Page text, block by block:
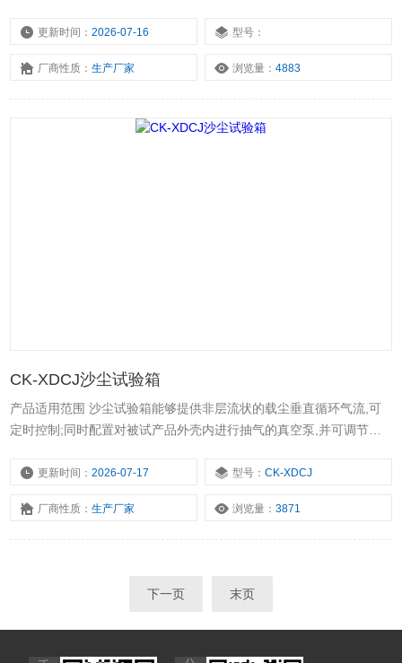
下部为机械室，右侧是控制柜。
更新时间：2026-07-16 型号：
厂商性质：生产厂家 浏览量：4883
CK-XDCJ沙尘试验箱
产品适用范围 沙尘试验箱能够提供非层流状的载尘垂直循环气流,可
定时控制;同时配置对被试产品外壳内进行抽气的真空泵,并可调节抽
的环境条件下进行。
更新时间：2026-07-17 型号：CK-XDCJ
厂商性质：生产厂家 浏览量：3871
下一页 末页